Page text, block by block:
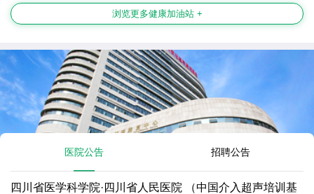
浏览更多健康加油站 +
医院公告 招聘公告
四川省医学科学院·四川省人民医院 （中国介入超声培训基